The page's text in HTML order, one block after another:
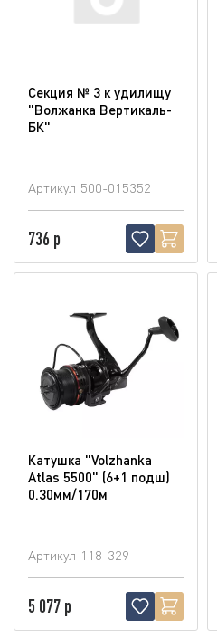
Секция № 3 к удилищу
"Волжанка Вертикаль-
БК"
Артикул 500-015352
736 р
Катушка "Volzhanka
Atlas 5500" (6+1 подш)
0.30мм/170м
Артикул 118-329
5 077 р